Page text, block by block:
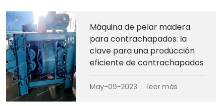
Máquina de pelar madera
para contrachapados: la
clave para una producción
eficiente de contrachapados
May-09-2023 leer más